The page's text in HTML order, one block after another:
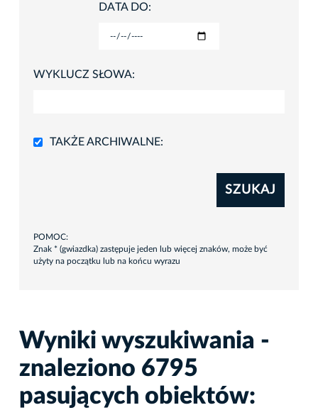
DATA DO:
WYKLUCZ SŁOWA:
TAKŻE ARCHIWALNE:
SZUKAJ
POMOC:
Znak * (gwiazdka) zastępuje jeden lub więcej znaków, może być
użyty na początku lub na końcu wyrazu
Wyniki wyszukiwania -
znaleziono 6795
pasujących obiektów: